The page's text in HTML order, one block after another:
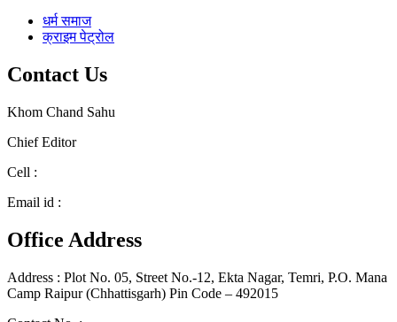
धर्म समाज
क्राइम पेट्रोल
Contact Us
Khom Chand Sahu
Chief Editor
Cell :
Email id :
Office Address
Address : Plot No. 05, Street No.-12, Ekta Nagar, Temri, P.O. Mana
Camp Raipur (Chhattisgarh) Pin Code – 492015